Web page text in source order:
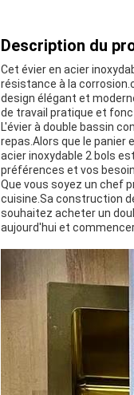
Description du
Cet évier en acier
résistance à la
design élégant et
de travail pratique et
L'évier à double bassin
repas.Alors que le
acier inoxydable 2 bols
préférences et vos
Que vous soyez un chef
cuisine.Sa construction
souhaitez acheter un
aujourd'hui et